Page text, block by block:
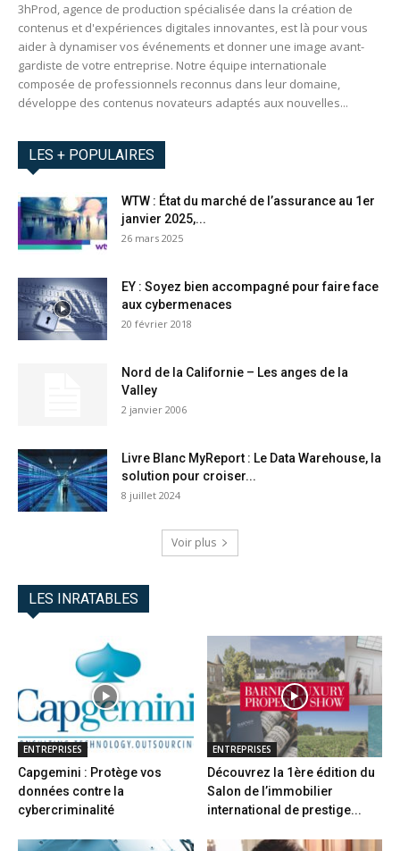
3hProd, agence de production spécialisée dans la création de
contenus et d'expériences digitales innovantes, est là pour vous
aider à dynamiser vos événements et donner une image avant-
gardiste de votre entreprise. Notre équipe internationale
composée de professionnels reconnus dans leur domaine,
développe des contenus novateurs adaptés aux nouvelles...
LES + POPULAIRES
WTW : État du marché de l’assurance au 1er
janvier 2025,...
26 mars 2025
EY : Soyez bien accompagné pour faire face
aux cybermenaces
20 février 2018
Nord de la Californie – Les anges de la
Valley
2 janvier 2006
Livre Blanc MyReport : Le Data Warehouse, la
solution pour croiser...
8 juillet 2024
Voir plus
LES INRATABLES
ENTREPRISES
Capgemini : Protège vos
données contre la
cybercriminalité
ENTREPRISES
Découvrez la 1ère édition du
Salon de l’immobilier
international de prestige...